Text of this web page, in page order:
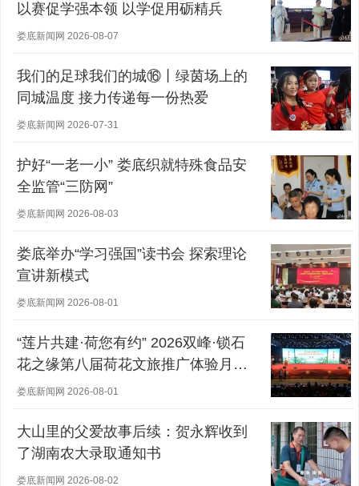
以赛促学强本领 以学促用砺精兵
娄底新闻网 2026-08-07
我们的足球我们的城⑯丨绿茵场上的
同城温度 接力传递每一份热爱
娄底新闻网 2026-07-31
护好“一老一小” 娄底织就特殊食品安
全监管“三防网”
娄底新闻网 2026-08-03
娄底举办“学习强国”读书会 探索理论
宣讲新模式
娄底新闻网 2026-08-01
“莲片共建·荷您有约” 2026双峰·锁石
花之缘第八届荷花文旅推广体验月盛
大开幕
娄底新闻网 2026-08-01
大山里的父爱故事后续：贺永辉收到
了湖南农大录取通知书
娄底新闻网 2026-08-02